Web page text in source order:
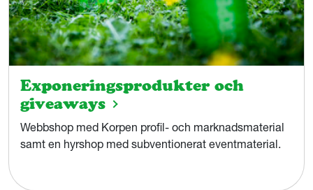
Exponeringsprodukter och
giveaways
Webbshop med Korpen profil- och marknadsmaterial
samt en hyrshop med subventionerat eventmaterial.